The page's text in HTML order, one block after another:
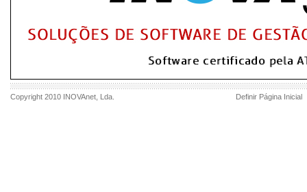
Copyright 2010 INOVAnet , Lda. Definir Página Inicial